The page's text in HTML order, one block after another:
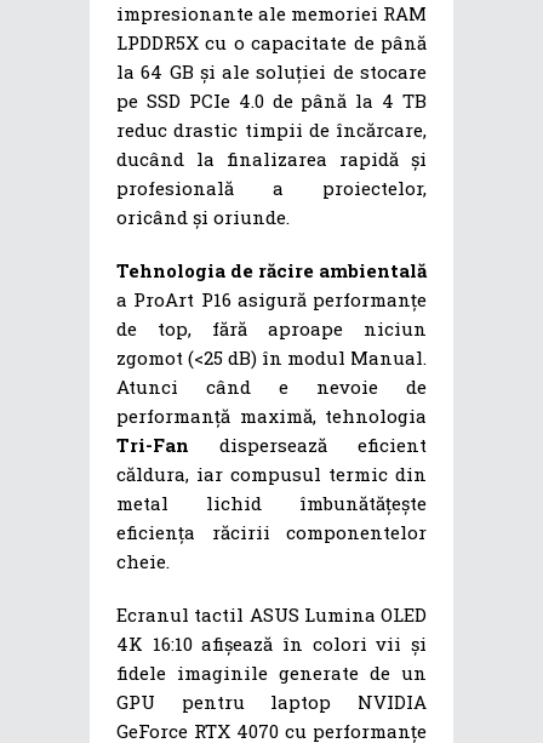
impresionante ale memoriei RAM
LPDDR5X cu o capacitate de până
la 64 GB și ale soluției de stocare
pe SSD PCIe 4.0 de până la 4 TB
reduc drastic timpii de încărcare,
ducând la finalizarea rapidă și
profesională a proiectelor,
oricând și oriunde.
Tehnologia de răcire ambientală
a ProArt P16 asigură performanțe
de top, fără aproape niciun
zgomot (<25 dB) în modul Manual.
Atunci când e nevoie de
performanță maximă, tehnologia
Tri-Fan dispersează eficient
căldura, iar compusul termic din
metal lichid îmbunătățește
eficiența răcirii componentelor
cheie.
Ecranul tactil ASUS Lumina OLED
4K 16:10 afișează în colori vii și
fidele imaginile generate de un
GPU pentru laptop NVIDIA
GeForce RTX 4070 cu performanțe